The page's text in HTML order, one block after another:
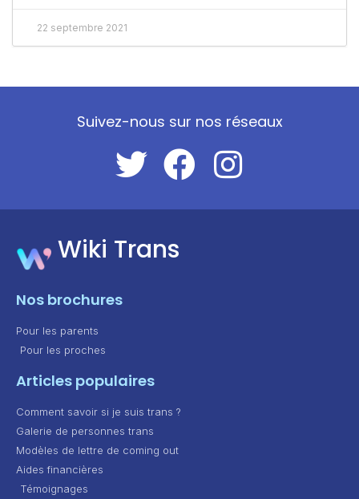
22 septembre 2021
Suivez-nous sur nos réseaux
Wiki Trans
Nos brochures
Pour les parents
Pour les proches
Articles populaires
Comment savoir si je suis trans ?
Galerie de personnes trans
Modèles de lettre de coming out
Aides financières
Témoignages